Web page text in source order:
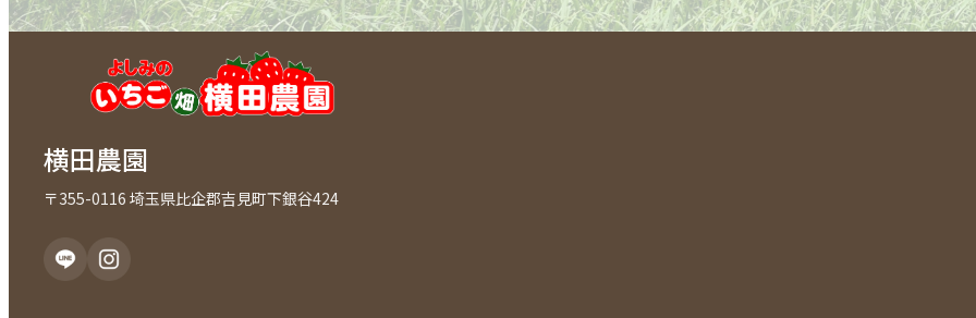
横田農園
〒355-0116 埼玉県比企郡吉見町下銀谷424